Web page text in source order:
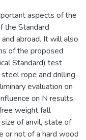
aspects of the
the Standard
abroad. It will also
of the proposed
Standard) test
rope and drilling
evaluation on
on N results,
weight fall
of anvil, state of
or not of a hard wood